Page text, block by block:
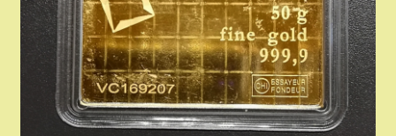
Nous achetons
Nous contacter
Validation de la commande